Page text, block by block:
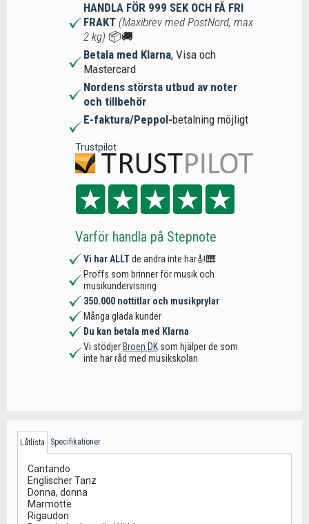
HANDLA FÖR 999 SEK OCH FÅ FRI
FRAKT (Maxibrev med PostNord, max
2 kg) 📦🚚
Betala med Klarna, Visa och
Mastercard
Nordens största utbud av noter
och tillbehör
E-faktura/Peppol-betalning möjligt
Trustpilot
Varför handla på Stepnote
Vi har ALLTde andra inte har🎻🎹
Proffs som brinner för musik och
musikundervisning
350.000 nottitlar och musikprylar
Många glada kunder
Du kan betala med Klarna
Vi stödjerBroen DKsom hjälper de som
inte har råd med musikskolan
Låtlista Specifikationer
Cantando
Englischer Tanz
Donna, donna
Marmotte
Rigaudon